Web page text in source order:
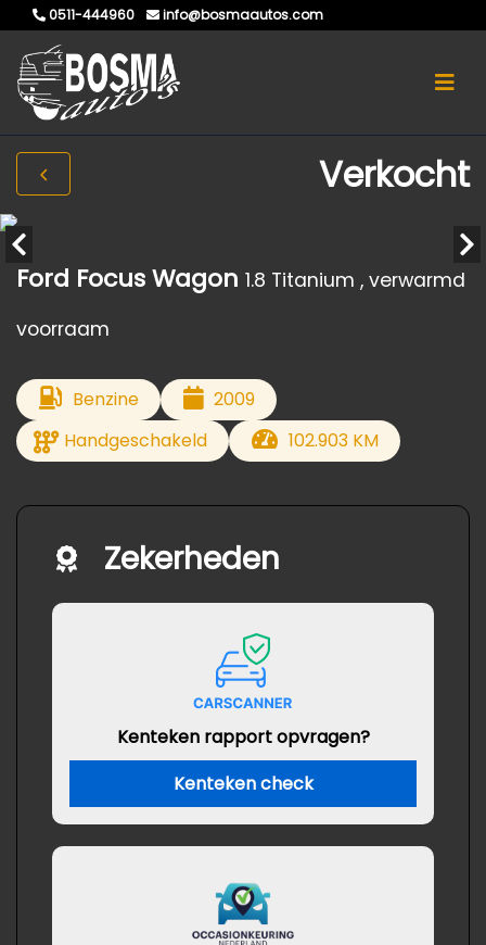
0511-444960 info@bosmaautos.com
Verkocht
Ford Focus Wagon 1.8 Titanium , verwarmd
voorraam
Benzine
2009
Handgeschakeld
102.903 KM
Zekerheden
Kenteken rapport opvragen?
Kenteken check